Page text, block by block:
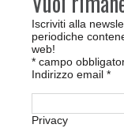
Iscriviti alla
periodiche
web!
* campo
Indirizzo email *
Privacy